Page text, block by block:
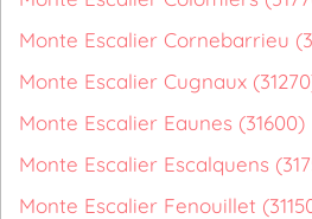
Monte Escalier Cornebarrieu
Monte Escalier Cugnaux
Monte Escalier Eaunes (31600)
Monte Escalier Escalquens
Monte Escalier Fenouillet